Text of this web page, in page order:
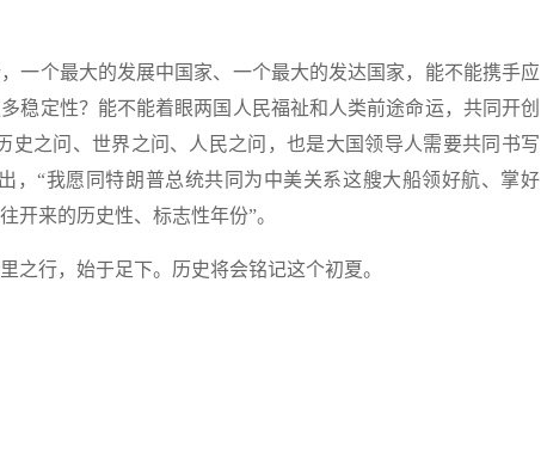
个最大的发展中国家、一个最大的发达国家，能不能携手应
稳定性？能不能着眼两国人民福祉和人类前途命运，共同开创
史之问、世界之问、人民之问，也是大国领导人需要共同书写
，“我愿同特朗普总统共同为中美关系这艘大船领好航、掌好
开来的历史性、标志性年份”。
行，始于足下。历史将会铭记这个初夏。